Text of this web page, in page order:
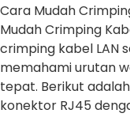
Cara Mudah
Mudah Crimping
crimping kabel LAN
memahami urutan
tepat. Berikut
konektor RJ45